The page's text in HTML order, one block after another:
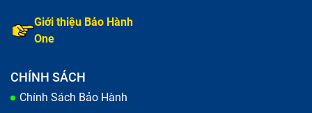
Bạn muốn thay vỏ để chiếc laptop Asus A540L (đã
bao gồm công) của bạn mới hơn.
Thay vỏ laptop Asus A540L (đã bao
gồm công) nhanh chóng và chất lượng
Giới thiệu Bảo Hành
One
CHÍNH SÁCH
Chính Sách Bảo Hành